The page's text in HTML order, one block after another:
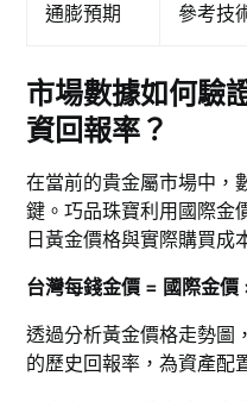
通膨預期 參考技
市場數據如何驗
資回報率？
在當前的貴金屬市場中，
鍵。巧品珠寶利用國際金
日黃金價格與實際購買成
台灣每錢金價 = 國際金
透過分析黃金價格走勢圖
的歷史回報率，為資產配